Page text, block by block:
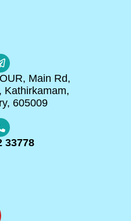
Main Rd,
Kathirkamam,
605009
33778